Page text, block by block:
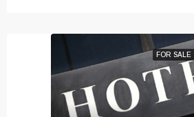
FOR SALE